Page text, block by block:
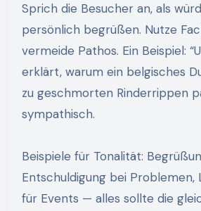
Sprich die Besucher an, als
persönlich begrüßen. Nutze
vermeide Pathos. Ein Beispiel:
erklärt, warum ein belgisches
zu geschmorten Rinderrippen
sympathisch.
Beispiele für Tonalität:
Entschuldigung bei Problemen,
für Events — alles sollte die